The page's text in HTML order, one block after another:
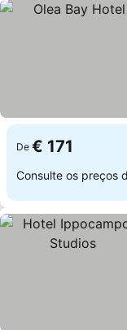
De € 171
Consulte os preços